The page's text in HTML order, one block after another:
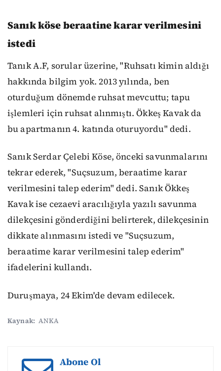
Sanık köse beraatine karar verilmesini
istedi
Tanık A.F, sorular üzerine, "Ruhsatı kimin aldığı
hakkında bilgim yok. 2013 yılında, ben
oturduğum dönemde ruhsat mevcuttu; tapu
işlemleri için ruhsat alınmıştı. Ökkeş Kavak da
bu apartmanın 4. katında oturuyordu" dedi.
Sanık Serdar Çelebi Köse, önceki savunmalarını
tekrar ederek, "Suçsuzum, beraatime karar
verilmesini talep ederim" dedi. Sanık Ökkeş
Kavak ise cezaevi aracılığıyla yazılı savunma
dilekçesini gönderdiğini belirterek, dilekçesinin
dikkate alınmasını istedi ve "Suçsuzum,
beraatime karar verilmesini talep ederim"
ifadelerini kullandı.
Duruşmaya, 24 Ekim'de devam edilecek.
Kaynak: ANKA
Abone Ol